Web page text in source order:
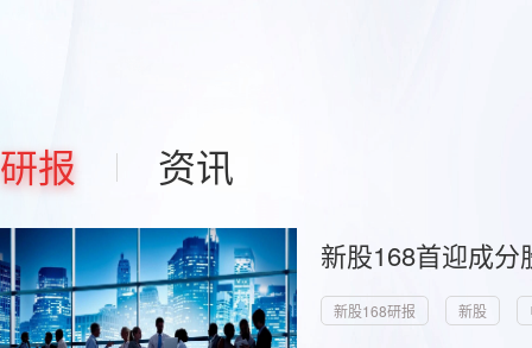
研报 资讯
新股168首迎成
新股168研报 新股